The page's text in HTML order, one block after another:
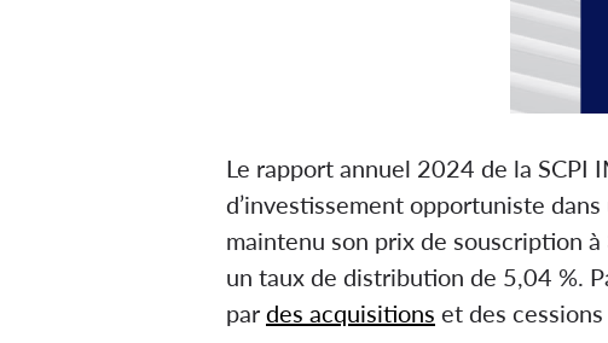
Le rapport annuel 2024 de la SCPI
d’investissement opportuniste
maintenu son prix de souscription
un taux de distribution de 5,04 %.
par des acquisitions et des